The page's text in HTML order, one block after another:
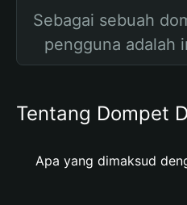
Sebagai sebuah
pengguna adalah
Tentang Dompet
Apa yang dimaksud